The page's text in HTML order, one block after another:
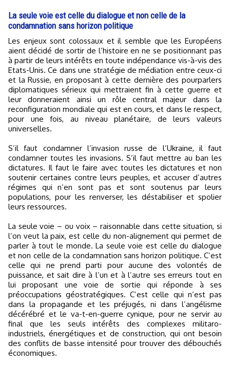
La seule voie est celle du dialogue et non celle de la
condamnation sans horizon politique
Les enjeux sont colossaux et il semble que les Européens
aient décidé de sortir de l’histoire en ne se positionnant pas
à partir de leurs intérêts en toute indépendance vis-à-vis des
Etats-Unis. Ce dans une stratégie de médiation entre ceux-ci
et la Russie, en proposant à cette dernière des pourparlers
diplomatiques sérieux qui mettraient fin à cette guerre et
leur donneraient ainsi un rôle central majeur dans la
reconfiguration mondiale qui est en cours, et dans le respect,
pour une fois, au niveau planétaire, de leurs valeurs
universelles.
S’il faut condamner l’invasion russe de l’Ukraine, il faut
condamner toutes les invasions. S’il faut mettre au ban les
dictatures. Il faut le faire avec toutes les dictatures et non
soutenir certaines contre leurs peuples, et accuser d’autres
régimes qui n’en sont pas et sont soutenus par leurs
populations, pour les renverser, les déstabiliser et spolier
leurs ressources.
La seule voie – ou voix – raisonnable dans cette situation, si
l’on veut la paix, est celle du non-alignement qui permet de
parler à tout le monde. La seule voie est celle du dialogue
et non celle de la condamnation sans horizon politique. C’est
celle qui ne prend parti pour aucune des volontés de
puissance, et sait dire à l’un et à l’autre ses erreurs tout en
lui proposant une voie de sortie qui réponde à ses
préoccupations géostratégiques. C’est celle qui n’est pas
dans la propagande et les préjugés, ni dans l’angélisme
décérébré et le va-t-en-guerre cynique, pour ne servir au
final que les seuls intérêts des complexes militaro-
industriels, énergétiques et de construction, qui ont besoin
des conflits de basse intensité pour trouver des débouchés
économiques.